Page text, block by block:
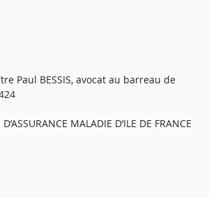
Paul BESSIS, avocat au barreau de
MALADIE D’ILE DE FRANCE